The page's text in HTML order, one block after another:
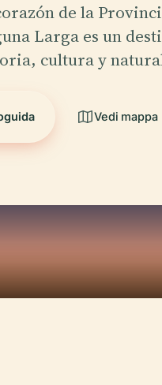
de la
Larga es un
cultura y
Vedi mappa